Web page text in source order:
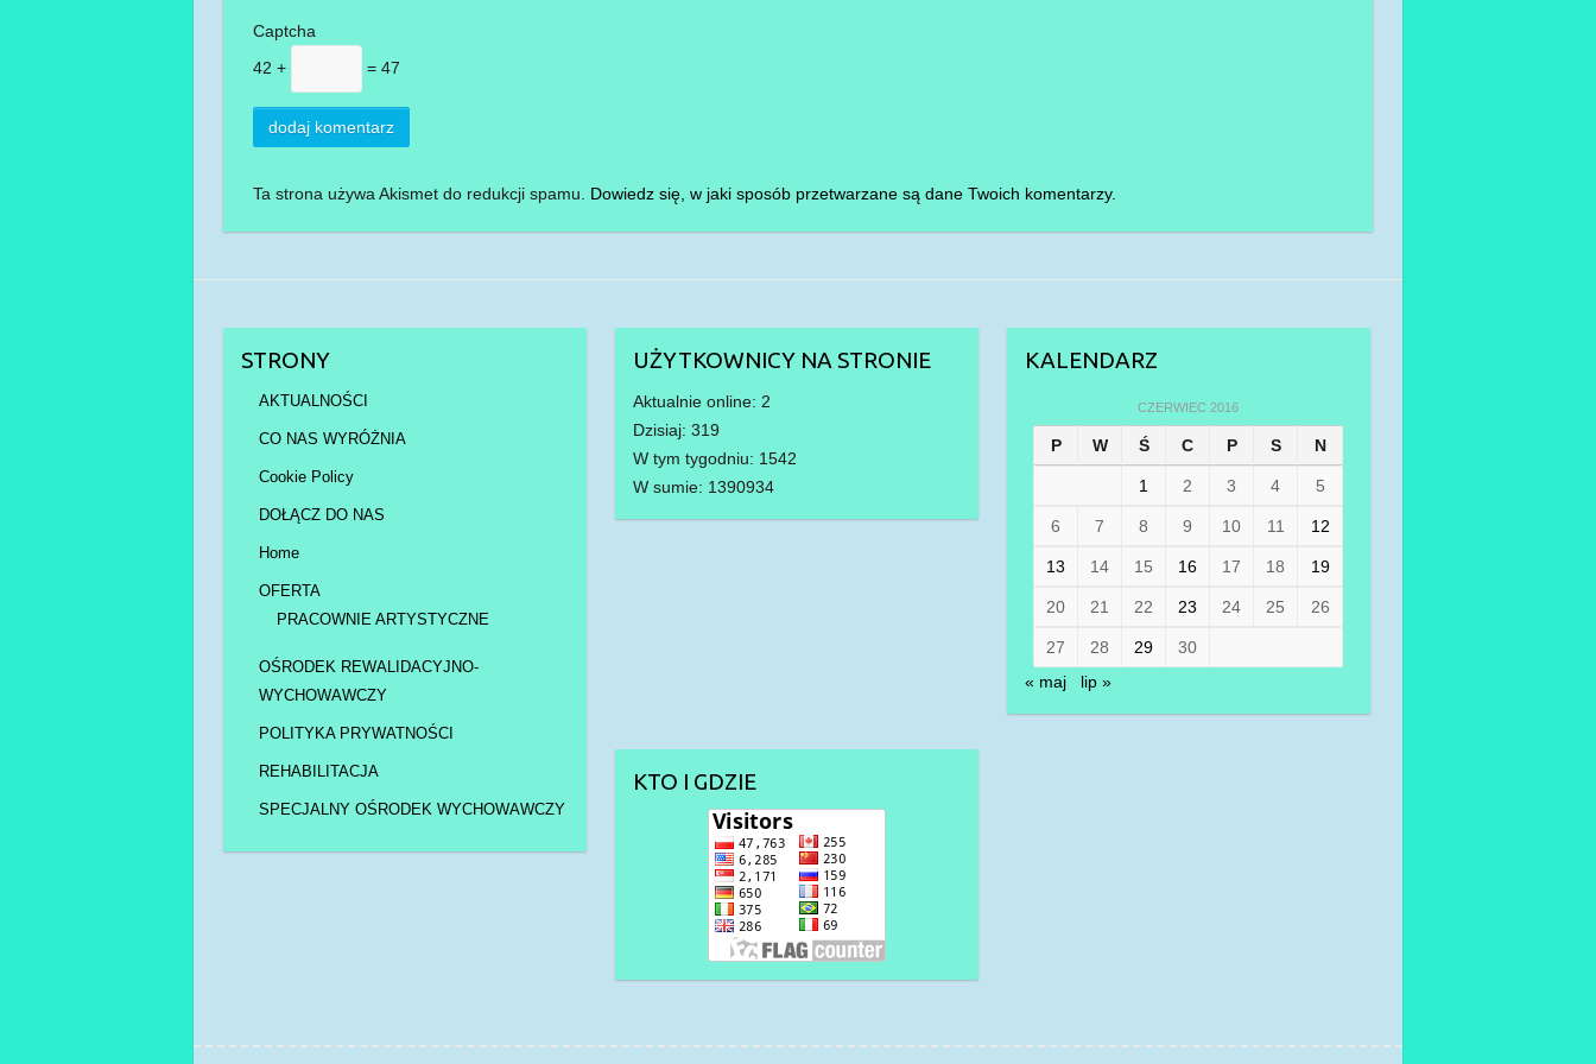
Captcha
42 +
= 47
Ta strona używa Akismet do redukcji spamu. Dowiedz się, w jaki sposób przetwarzane są dane Twoich komentarzy.
STRONY
AKTUALNOŚCI
CO NAS WYRÓŻNIA
Cookie Policy
DOŁĄCZ DO NAS
Home
OFERTA
PRACOWNIE ARTYSTYCZNE
OŚRODEK REWALIDACYJNO-
WYCHOWAWCZY
POLITYKA PRYWATNOŚCI
REHABILITACJA
SPECJALNY OŚRODEK WYCHOWAWCZY
UŻYTKOWNICY NA STRONIE
Aktualnie online: 2
Dzisiaj: 319
W tym tygodniu: 1542
W sumie: 1390934
KALENDARZ
CZERWIEC 2016
P W Ś C P S N
1 2 3 4 5
6 7 8 9 10 11 12
13 14 15 16 17 18 19
20 21 22 23 24 25 26
27 28 29
30
« maj
lip »
KTO I GDZIE